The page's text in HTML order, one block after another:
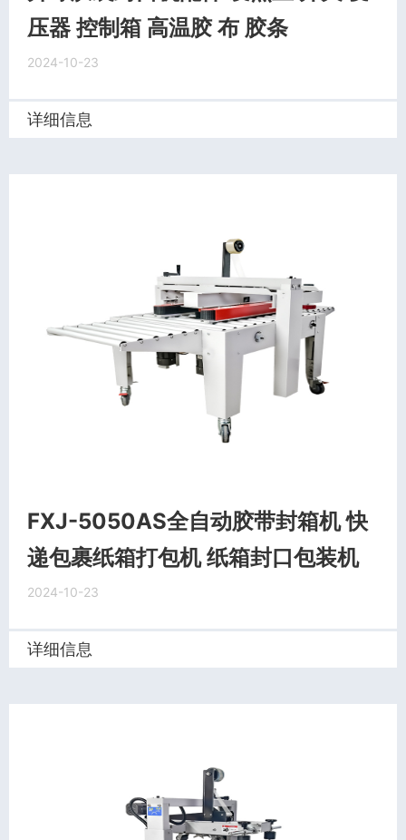
压器 控制箱 高温胶 布 胶条
2024-10-23
详细信息
FXJ-5050AS全自动胶带封箱机 快
递包裹纸箱打包机 纸箱封口包装机
2024-10-23
详细信息